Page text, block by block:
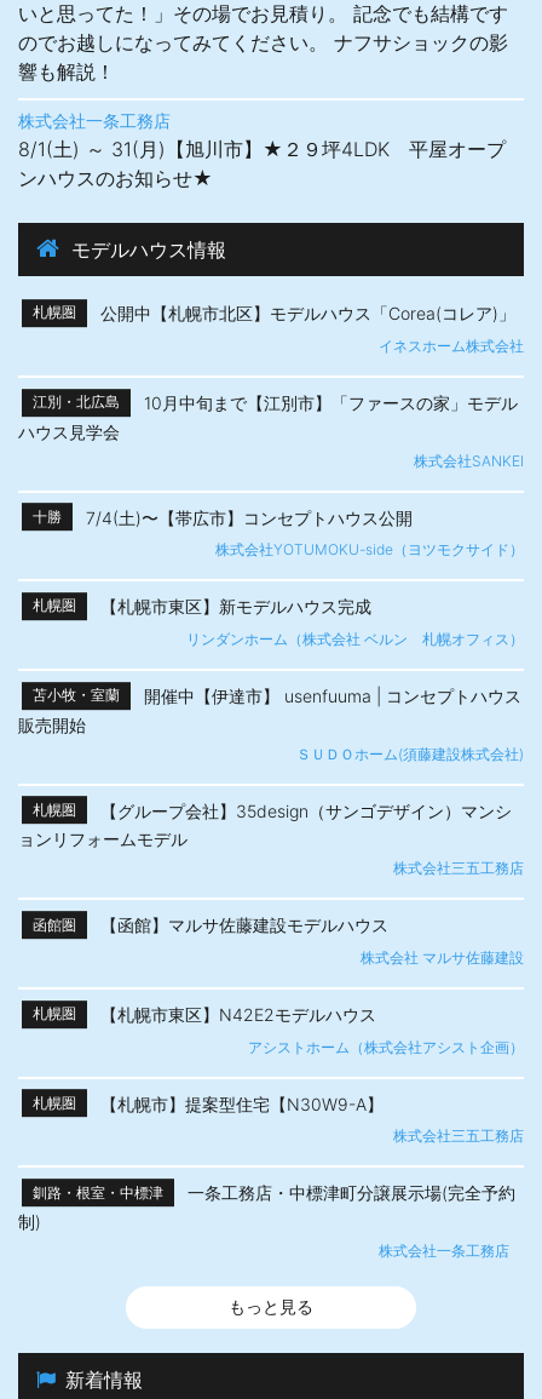
いと思ってた！」その場でお見積り。 記念でも結構です
のでお越しになってみてください。 ナフサショックの影
響も解説！
株式会社一条工務店
8/1(土) ～ 31(月)【旭川市】★２９坪4LDK 平屋オープ
ンハウスのお知らせ★
モデルハウス情報
札幌圏 公開中【札幌市北区】モデルハウス「Corea(コレア)」
イネスホーム株式会社
江別・北広島
10月中旬まで【江別市】「ファースの家」モデル
ハウス見学会
株式会社SANKEI
十勝 7/4(土)〜【帯広市】​コンセプトハウス公開
株式会社YOTUMOKU-side（ヨツモクサイド）
札幌圏 【札幌市東区】新モデルハウス完成
リンダンホーム（株式会社 ベルン 札幌オフィス）
苫小牧・室蘭
開催中【伊達市】 usenfuuma | コンセプトハウス
販売開始
ＳＵＤＯホーム(須藤建設株式会社)
札幌圏
【グループ会社】35design（サンゴデザイン）マンシ
ョンリフォームモデル
株式会社三五工務店
函館圏 【函館】マルサ佐藤建設モデルハウス
株式会社 マルサ佐藤建設
札幌圏 【札幌市東区】N42E2モデルハウス
アシストホーム（株式会社アシスト企画）
札幌圏 【札幌市】提案型住宅【N30W9-A】
株式会社三五工務店
釧路・根室・中標津
一条工務店・中標津町分譲展示場(完全予約
制)
株式会社一条工務店
もっと見る
新着情報